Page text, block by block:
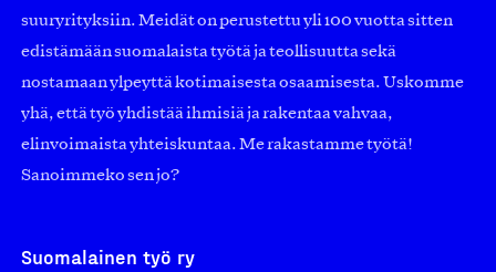
suuryrityksiin. Meidät on perustettu yli 100 vuotta sitten
edistämään suomalaista työtä ja teollisuutta sekä
nostamaan ylpeyttä kotimaisesta osaamisesta. Uskomme
yhä, että työ yhdistää ihmisiä ja rakentaa vahvaa,
elinvoimaista yhteiskuntaa. Me rakastamme työtä!
Sanoimmeko sen jo?
Suomalainen työ ry